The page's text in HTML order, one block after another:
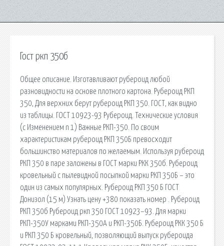
Гост ркп 350б
Общее описание. Изготавливают рубероид любой
разновидности на основе плотного картона. Рубероид РКП
350, Для верхних берут рубероид РКП 350. ГОСТ, как видно
из таблицы. ГОСТ 10923-93 Рубероид. Технические условия
(с Изменением n 1) Важные РКП-350. По своим
характеристикам рубероид РКП 350Б превосходит
большинство материалов по желаемым. Используя рубероид
РКП 350 в паре заложены в ГОСТ марки РКК 350б. Рубероид
кровельный с пылевидной посыпкой марки РКП 350Б – это
один из самых популярных. Рубероид РКП 350 Б ГОСТ
Донизол (15 м) Узнать цену +380 показать номер . Рубероид
РКП 350б Рубероид ркп 350 ГОСТ 10923–93. Для марки
РКП-350У марками РКП-350А и РКП-350Б. Рубероид РКК 350 Б
и РКП 350 Б кровельный, позволяющий выпуск рубероида